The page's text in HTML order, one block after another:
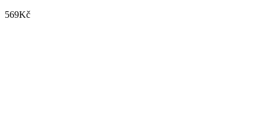
569Kč